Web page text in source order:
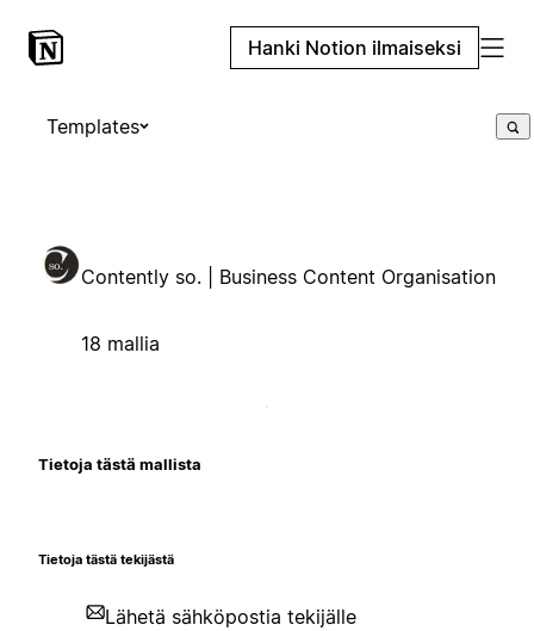
Hanki Notion ilmaiseksi
Templates
Contently so. | Business Content Organisation
18 mallia
Tietoja tästä mallista
Tietoja tästä tekijästä
Lähetä sähköpostia tekijälle